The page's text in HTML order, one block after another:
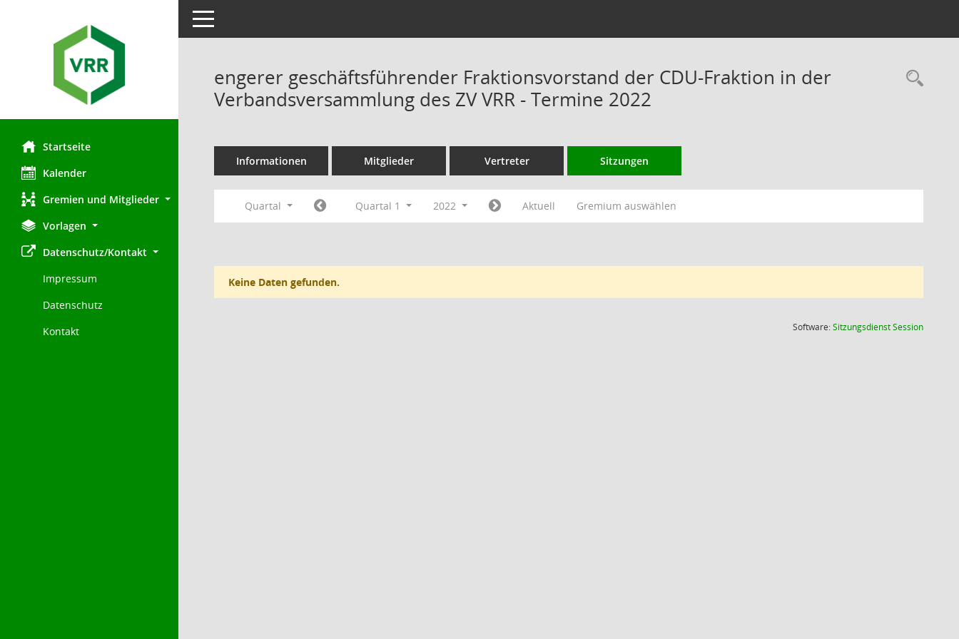
Startseite
Kalender
Gremien und Mitglieder
Vorlagen
Datenschutz/Kontakt
Impressum
Datenschutz
Kontakt
Toggle navigation
engerer geschäftsführender Fraktionsvorstand der CDU-Fraktion in der
Verbandsversammlung des ZV VRR - Termine 2022
Informationen Mitglieder Vertreter Sitzungen
Quartal Quartal 1 2022 Aktuell Gremium auswählen
Keine Daten gefunden.
Software:SitzungsdienstSession(Wird in